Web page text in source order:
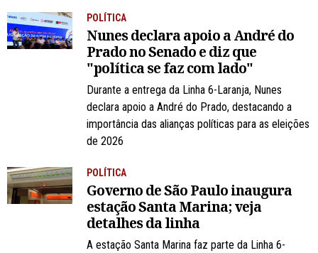
POLÍTICA
Nunes declara apoio a André do
Prado no Senado e diz que
"política se faz com lado"
Durante a entrega da Linha 6-Laranja, Nunes
declara apoio a André do Prado, destacando a
importância das alianças políticas para as eleições
de 2026
POLÍTICA
Governo de São Paulo inaugura
estação Santa Marina; veja
detalhes da linha
A estação Santa Marina faz parte da Linha 6-